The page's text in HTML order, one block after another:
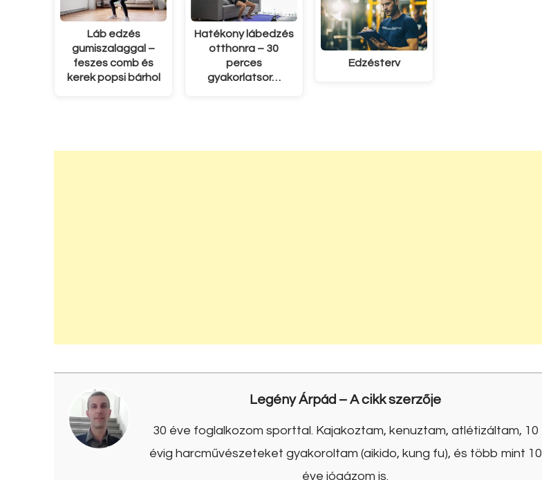
Láb edzés
gumiszalaggal –
feszes comb és
kerek popsi bárhol
Hatékony lábedzés
otthonra – 30
perces
gyakorlatsor…
Edzésterv
Legény Árpád – A cikk szerzője
30 éve foglalkozom sporttal. Kajakoztam, kenuztam, atlétizáltam, 10
évig harcművészeteket gyakoroltam (aikido, kung fu), és több mint 10
éve jógázom is.